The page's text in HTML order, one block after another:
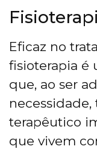
Eficaz no
fisioterapia é
que, ao ser
terapêutico
que vivem